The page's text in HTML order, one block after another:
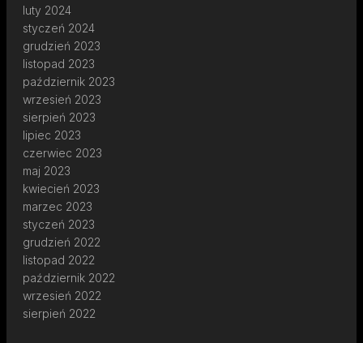
luty 2024
styczeń 2024
grudzień 2023
listopad 2023
październik 2023
wrzesień 2023
sierpień 2023
lipiec 2023
czerwiec 2023
maj 2023
kwiecień 2023
marzec 2023
styczeń 2023
grudzień 2022
listopad 2022
październik 2022
wrzesień 2022
sierpień 2022